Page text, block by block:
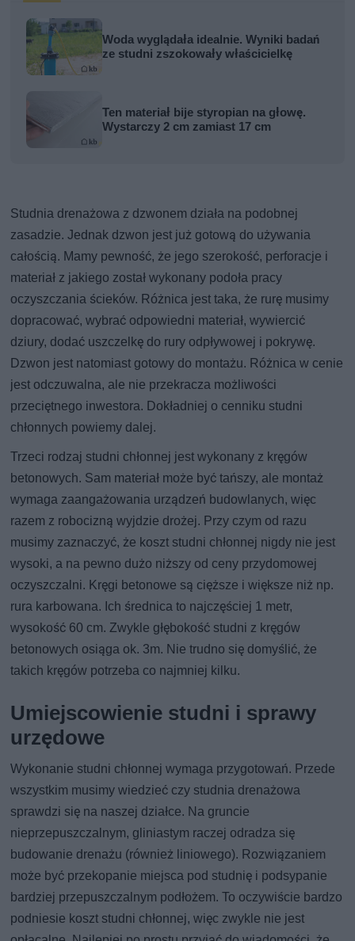
Woda wyglądała idealnie. Wyniki badań
ze studni zszokowały właścicielkę
Ten materiał bije styropian na głowę.
Wystarczy 2 cm zamiast 17 cm
Studnia drenażowa z dzwonem działa na podobnej
zasadzie. Jednak dzwon jest już gotową do używania
całością. Mamy pewność, że jego szerokość, perforacje i
materiał z jakiego został wykonany podoła pracy
oczyszczania ścieków. Różnica jest taka, że rurę musimy
dopracować, wybrać odpowiedni materiał, wywiercić
dziury, dodać uszczelkę do rury odpływowej i pokrywę.
Dzwon jest natomiast gotowy do montażu. Różnica w cenie
jest odczuwalna, ale nie przekracza możliwości
przeciętnego inwestora. Dokładniej o cenniku studni
chłonnych powiemy dalej.
Trzeci rodzaj studni chłonnej jest wykonany z kręgów
betonowych. Sam materiał może być tańszy, ale montaż
wymaga zaangażowania urządzeń budowlanych, więc
razem z robocizną wyjdzie drożej. Przy czym od razu
musimy zaznaczyć, że koszt studni chłonnej nigdy nie jest
wysoki, a na pewno dużo niższy od ceny przydomowej
oczyszczalni. Kręgi betonowe są cięższe i większe niż np.
rura karbowana. Ich średnica to najczęściej 1 metr,
wysokość 60 cm. Zwykle głębokość studni z kręgów
betonowych osiąga ok. 3m. Nie trudno się domyślić, że
takich kręgów potrzeba co najmniej kilku.
Umiejscowienie studni i sprawy
urzędowe
Wykonanie studni chłonnej wymaga przygotowań. Przede
wszystkim musimy wiedzieć czy studnia drenażowa
sprawdzi się na naszej działce. Na gruncie
nieprzepuszczalnym, gliniastym raczej odradza się
budowanie drenażu (również liniowego). Rozwiązaniem
może być przekopanie miejsca pod studnię i podsypanie
bardziej przepuszczalnym podłożem. To oczywiście bardzo
podniesie koszt studni chłonnej, więc zwykle nie jest